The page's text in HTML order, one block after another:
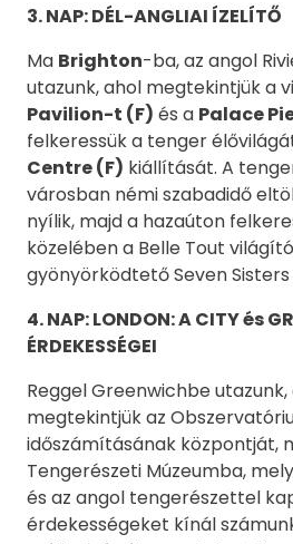
3. NAP: DÉL-ANGLIAI ÍZELÍTŐ
Ma Brighton-ba, az angol
utazunk, ahol megtekintjük a
Pavilion-t (F) és a Palace
felkeressük a tenger
Centre (F) kiállítását. A
városban némi szabadidő
nyílik, majd a hazaúton
közelében a Belle Tout
gyönyörködtető Seven
4. NAP: LONDON: A CITY és
ÉRDEKESSÉGEI
Reggel Greenwichbe
megtekintjük az
időszámításának központját,
Tengerészeti Múzeumba,
és az angol tengerészettel
érdekességeket kínál